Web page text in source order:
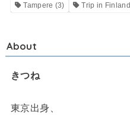
Tampere (3) Trip in Finland
About
きつね
東京出身、